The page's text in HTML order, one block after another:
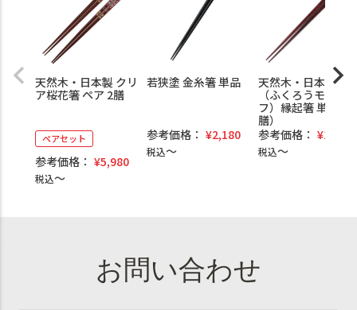
天然木・日本製 クリ
ア桜花箸 ペア 2膳
ペアセット
参考価格： ¥5,980
税込
若狭塗 金糸箸 単品
参考価格： ¥2,180
税込
天然木・日本製 梟
（ふくろうモチー
フ）縁起箸 単品（1
膳）
参考価格： ¥1,980
税込